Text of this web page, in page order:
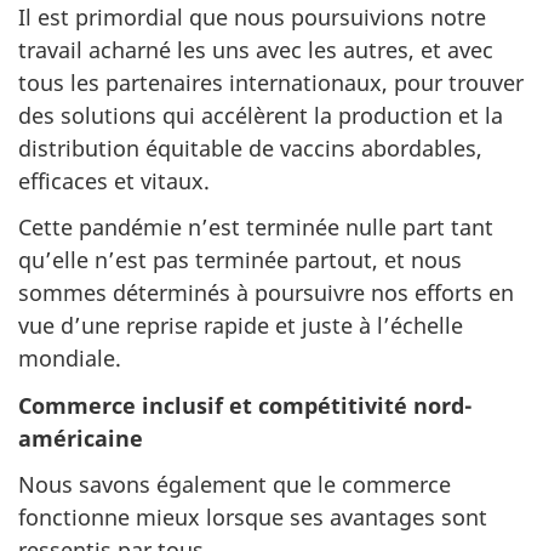
Il est primordial que nous poursuivions notre
travail acharné les uns avec les autres, et avec
tous les partenaires internationaux, pour trouver
des solutions qui accélèrent la production et la
distribution équitable de vaccins abordables,
efficaces et vitaux.
Cette pandémie n’est terminée nulle part tant
qu’elle n’est pas terminée partout, et nous
sommes déterminés à poursuivre nos efforts en
vue d’une reprise rapide et juste à l’échelle
mondiale.
Commerce inclusif et compétitivité nord-
américaine
Nous savons également que le commerce
fonctionne mieux lorsque ses avantages sont